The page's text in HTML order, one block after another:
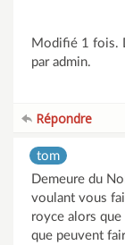
Modifié 1 fois.
par admin.
Répondre
tom
Demeure du
voulant vous
royce alors que
que peuvent